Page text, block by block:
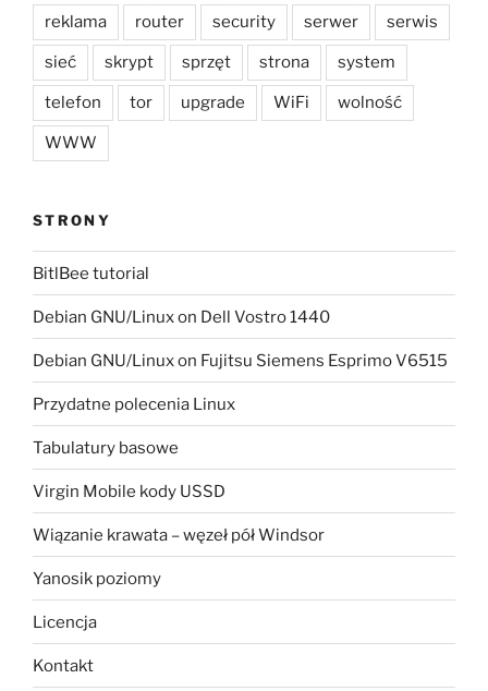
reklama router security serwer serwis
sieć skrypt sprzęt strona system
telefon tor upgrade WiFi wolność
WWW
STRONY
BitlBee tutorial
Debian GNU/Linux on Dell Vostro 1440
Debian GNU/Linux on Fujitsu Siemens Esprimo V6515
Przydatne polecenia Linux
Tabulatury basowe
Virgin Mobile kody USSD
Wiązanie krawata – węzeł pół Windsor
Yanosik poziomy
Licencja
Kontakt